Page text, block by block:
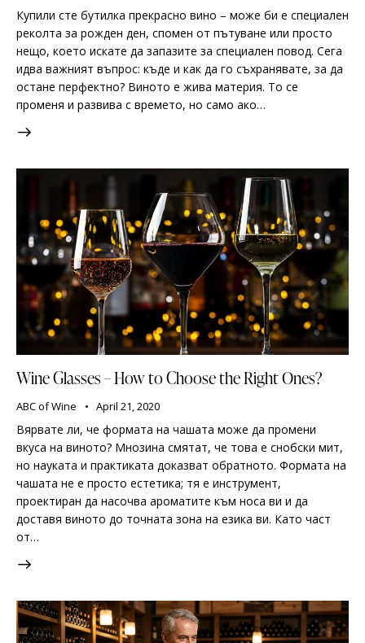
Купили сте бутилка прекрасно вино – може би е специален
реколта за рожден ден, спомен от пътуване или просто
нещо, което искате да запазите за специален повод. Сега
идва важният въпрос: къде и как да го съхранявате, за да
остане перфектно? Виното е жива материя. То се
променя и развива с времето, но само ако…
Wine Glasses – How to Choose the Right Ones?
ABC of Wine April 21, 2020
Вярвате ли, че формата на чашата може да промени
вкуса на виното? Мнозина смятат, че това е снобски мит,
но науката и практиката доказват обратното. Формата на
чашата не е просто естетика; тя е инструмент,
проектиран да насочва ароматите към носа ви и да
доставя виното до точната зона на езика ви. Като част
от…